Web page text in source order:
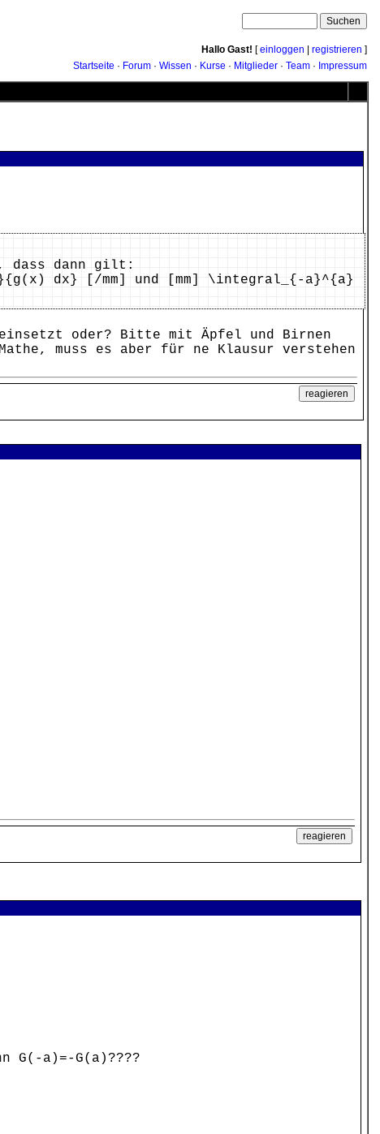
Hallo Gast! [einloggen registrieren ]
Startseite · Forum · Wissen · Kurse · Mitglieder · Team · Impressum
dass dann gilt:
dx} [/mm] und [mm] \integral_{-a}^{a}
einsetzt oder? Bitte mit Äpfel und Birnen
muss es aber für ne Klausur verstehen
G(-a)=-G(a)????